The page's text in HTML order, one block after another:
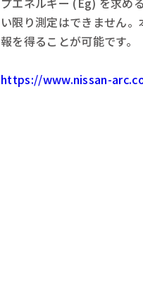
い限り測定はできません
報を得ることが可能です。
https://www.nissan-